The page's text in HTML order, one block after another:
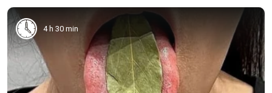
4 h 30 min